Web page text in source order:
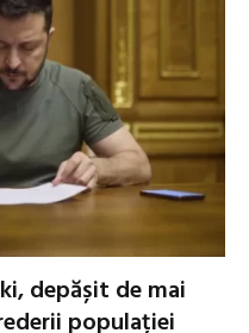
depășit de mai
populației